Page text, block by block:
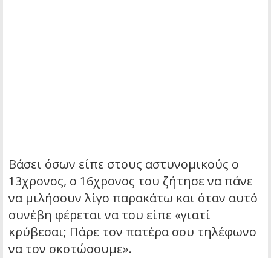
Βάσει όσων είπε στους αστυνομικούς ο
13χρονος, ο 16χρονος του ζήτησε να πάνε
να μιλήσουν λίγο παρακάτω και όταν αυτό
συνέβη φέρεται να του είπε «γιατί
κρύβεσαι; Πάρε τον πατέρα σου τηλέφωνο
να τον σκοτώσουμε».